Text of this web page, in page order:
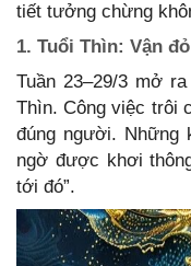
tiết tưởng chừng
1. Tuổi Thìn: Vận
Tuần 23–29/3 mở
Thìn. Công việc trôi
đúng người. Những
ngờ được khơi
tới đó”.